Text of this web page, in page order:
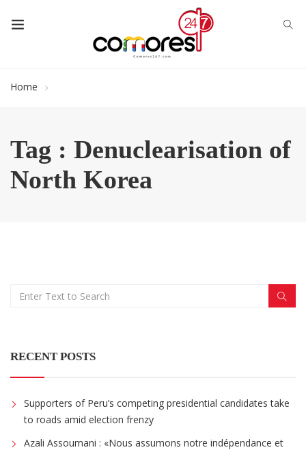
Home
Tag : Denuclearisation of
North Korea
RECENT POSTS
Supporters of Peru’s competing presidential candidates take
to roads amid election frenzy
Azali Assoumani : «Nous assumons notre indépendance et